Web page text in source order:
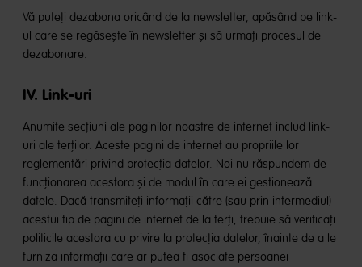
Vă puteți dezabona oricând de la newsletter, apăsând pe link-
ul care se regăsește în newsletter și să urmați procesul de
dezabonare.
IV. Link-uri
Anumite secțiuni ale paginilor noastre de internet includ link-
uri ale terților. Aceste pagini de internet au propriile lor
reglementări privind protecția datelor. Noi nu răspundem de
funcționarea acestora și de modul în care ei gestionează
datele. Dacă transmiteți informații către (sau prin intermediul)
acestui tip de pagini de internet de la terți, trebuie să verificați
politicile acestora cu privire la protecția datelor, înainte de a le
furniza informații care ar putea fi asociate persoanei